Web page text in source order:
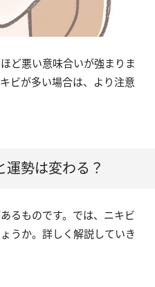
ど悪い意味合いが強まりま
ビが多い場合は、より注意
勢は変わる？
るものです。では、ニキビ
うか。詳しく解説していき